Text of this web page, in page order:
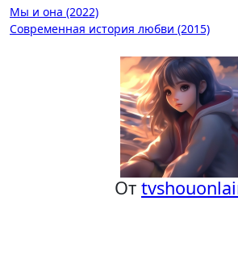
Навигация
по
Мы и она (2022)
Современная история любви (2015)
От